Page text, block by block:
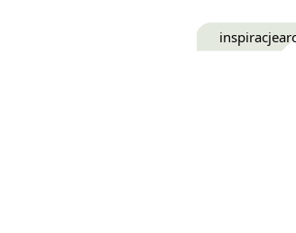
inspiracje